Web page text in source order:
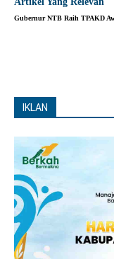
Gubernur NTB Raih TPAKD
IKLAN